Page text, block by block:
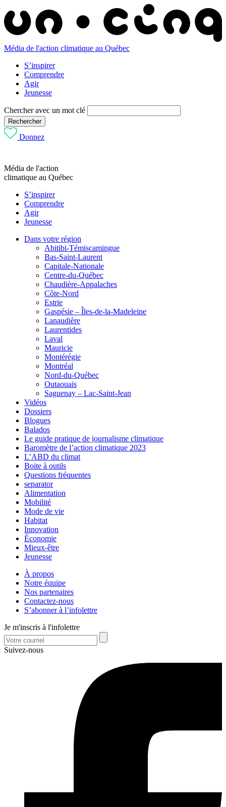
Média de l'action climatique au Québec
S’inspirer
Comprendre
Agir
Jeunesse
Chercher avec un mot clé
Rechercher
Donnez
Média de l'action
climatique au Québec
S’inspirer
Comprendre
Agir
Jeunesse
Dans votre région
Abitibi-Témiscamingue
Bas-Saint-Laurent
Capitale-Nationale
Centre-du-Québec
Chaudière-Appalaches
Côte-Nord
Estrie
Gaspésie – Îles-de-la-Madeleine
Lanaudière
Laurentides
Laval
Mauricie
Montérégie
Montréal
Nord-du-Québec
Outaouais
Saguenay – Lac-Saint-Jean
Vidéos
Dossiers
Blogues
Balados
Le guide pratique de journalisme climatique
Baromètre de l’action climatique 2023
L’ABD du climat
Boite à outils
Questions fréquentes
separator
Alimentation
Mobilité
Mode de vie
Habitat
Innovation
Économie
Mieux-être
Jeunesse
À propos
Notre équipe
Nos partenaires
Contactez-nous
S’abonner à l’infolettre
Je m'inscris à l'infolettre
Suivez-nous